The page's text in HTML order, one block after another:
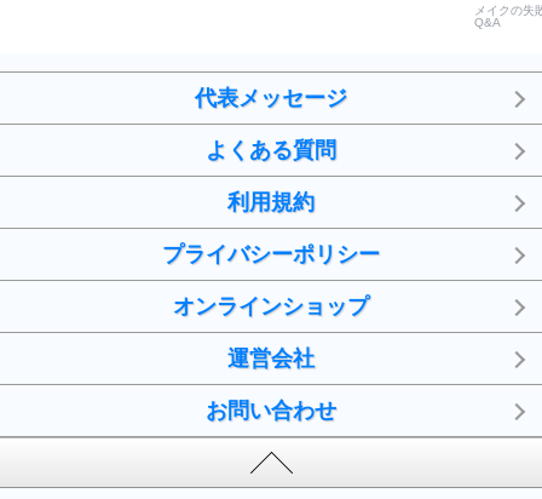
メイクの失
Q&A
代表メッセージ
よくある質問
利用規約
プライバシーポリシー
オンラインショップ
運営会社
お問い合わせ